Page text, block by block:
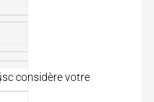
considère votre